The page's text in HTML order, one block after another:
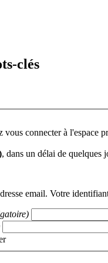
clés
connecter à l'espace
, dans un délai de quelques
email. Votre